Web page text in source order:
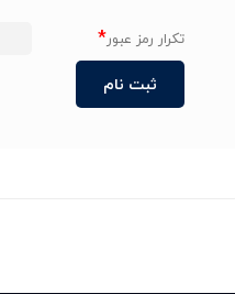
تکرار رمز عبور*